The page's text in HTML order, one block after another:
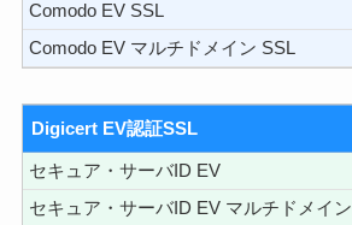
Comodo EV SSL
Comodo EV マルチドメイン SSL
Digicert EV認証SSL
セキュア・サーバID EV
セキュア・サーバID EV マルチドメイン